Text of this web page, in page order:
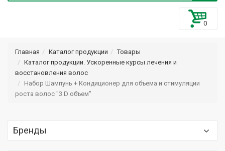
Главная Каталог продукции
Товары
Каталог продукции. Ускоренные курсы лечения и
восстановления волос
Набор Шампунь + Кондиционер для объема и стимуляции
роста волос "3 D объем"
Бренды